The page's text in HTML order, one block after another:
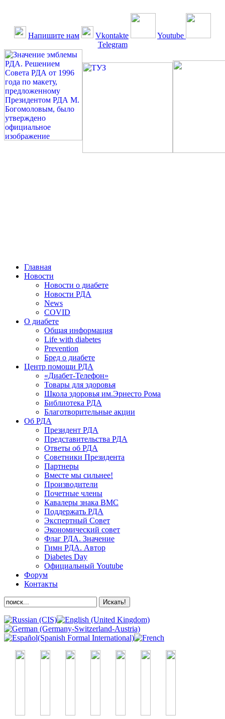
Напишите нам Vkontakte
Youtube
Telegram
Главная
Новости
Новости о диабете
Новости РДА
News
COVID
О диабете
Общая информация
Life with diabetes
Prevention
Бред о диабете
Центр помощи РДА
«Диабет-Телефон»
Товары для здоровья
Школа здоровья им.Эрнесто Рома
Библиотека РДА
Благотворительные акции
Об РДА
Президент РДА
Представительства РДА
Ответы об РДА
Советники Президента
Партнеры
Вместе мы сильнее!
Производители
Почетные члены
Кавалеры знака ВМС
Поддержать РДА
Экспертный Совет
Экономический совет
Флаг РДА. Значение
Гимн РДА. Автор
Diabetes Day
Официальный Youtube
Форум
Контакты